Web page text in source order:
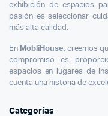
exhibición de espacios
pasión es seleccionar
más alta calidad.
En MobliHouse, creemos
compromiso es
espacios en lugares de
cuenta una historia de
Categorías